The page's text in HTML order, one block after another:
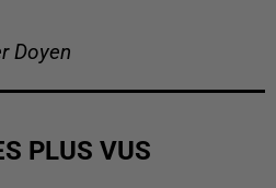
Doyen
PLUS VUS